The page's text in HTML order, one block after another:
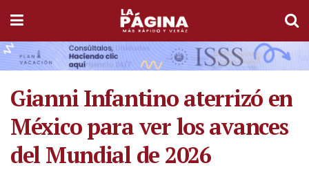
Gianni Infantino aterrizó en
México para ver los avances
del Mundial de 2026